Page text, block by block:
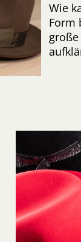
Wie
Form